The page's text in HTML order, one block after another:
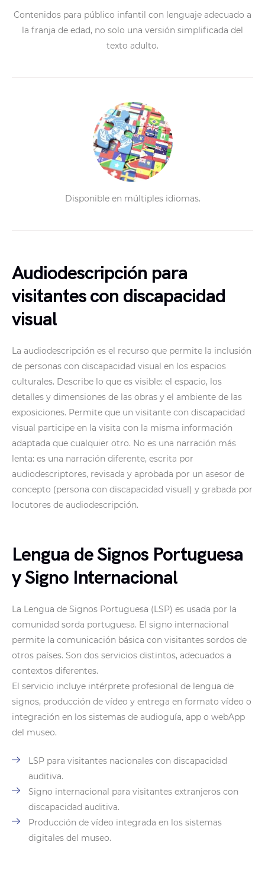
Contenidos para público infantil con lenguaje adecuado a
la franja de edad, no solo una versión simplificada del
texto adulto.
Disponible en múltiples idiomas.
Audiodescripción para
visitantes con discapacidad
visual
La audiodescripción es el recurso que permite la inclusión
de personas con discapacidad visual en los espacios
culturales. Describe lo que es visible: el espacio, los
detalles y dimensiones de las obras y el ambiente de las
exposiciones. Permite que un visitante con discapacidad
visual participe en la visita con la misma información
adaptada que cualquier otro. No es una narración más
lenta: es una narración diferente, escrita por
audiodescriptores, revisada y aprobada por un asesor de
concepto (persona con discapacidad visual) y grabada por
locutores de audiodescripción.
Lengua de Signos Portuguesa
y Signo Internacional
La Lengua de Signos Portuguesa (LSP) es usada por la
comunidad sorda portuguesa. El signo internacional
permite la comunicación básica con visitantes sordos de
otros países. Son dos servicios distintos, adecuados a
contextos diferentes.
El servicio incluye intérprete profesional de lengua de
signos, producción de vídeo y entrega en formato vídeo o
integración en los sistemas de audioguía, app o webApp
del museo.
LSP para visitantes nacionales con discapacidad
auditiva.
Signo internacional para visitantes extranjeros con
discapacidad auditiva.
Producción de vídeo integrada en los sistemas
digitales del museo.